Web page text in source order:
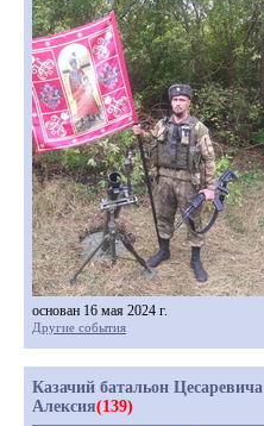
основан 16 мая 2024 г.
Другие события
Казачий батальон Цесаревича
Алексия(139)